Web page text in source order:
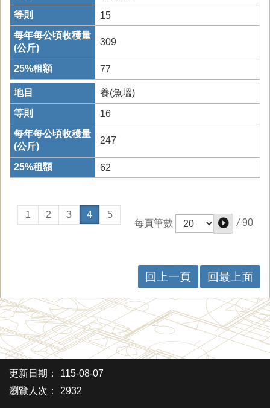
15
309
77
養(魚塭)
16
247
62
1 2 3 4
5
每頁筆數
/ 90
回上一頁 回最上面
更新日期：
115-08-07
瀏覽人次：
2932